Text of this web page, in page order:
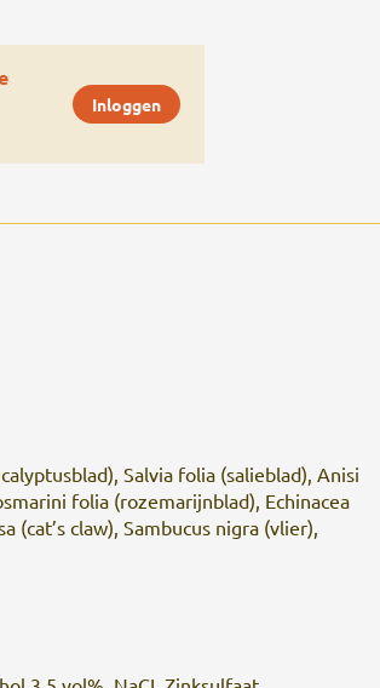
Inloggen
Salvia folia (salieblad), Anisi
folia (rozemarijnblad), Echinacea
claw), Sambucus nigra (vlier),